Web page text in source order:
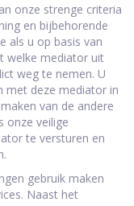
onze strenge criteria
en bijbehorende
als u op basis van
welke mediator uit
weg te nemen. U
met deze mediator in
van de andere
onze veilige
te versturen en
gebruik maken
Naast het